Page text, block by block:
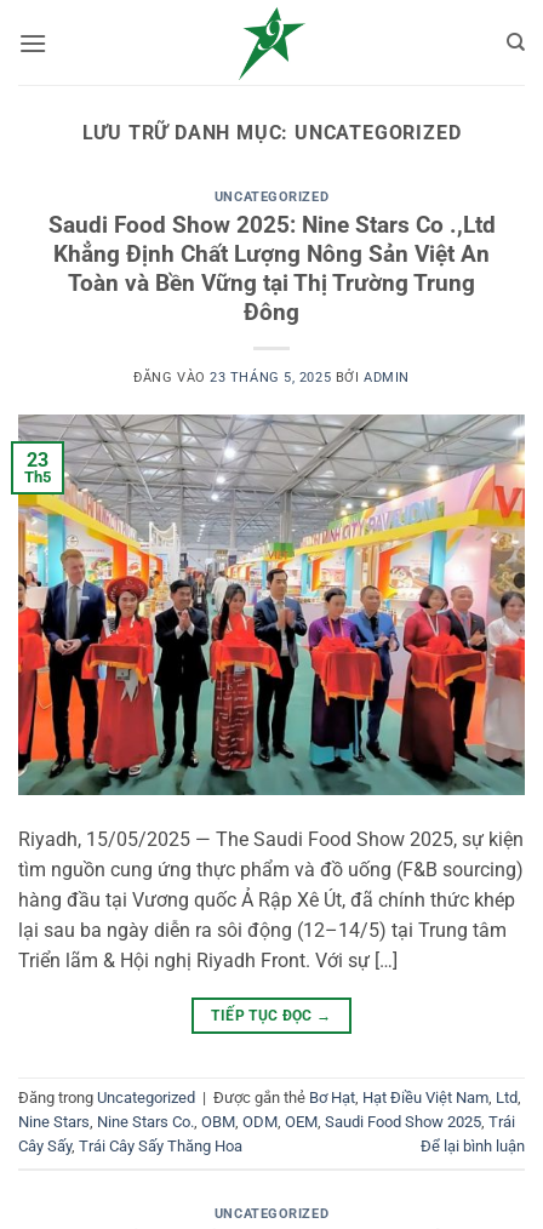
qua
LƯU TRỮ DANH MỤC: UNCATEGORIZED
UNCATEGORIZED
Saudi Food Show 2025: Nine Stars Co .,Ltd
Khẳng Định Chất Lượng Nông Sản Việt An
Toàn và Bền Vững tại Thị Trường Trung
Đông
ĐĂNG VÀO23 THÁNG 5, 2025 BỞI ADMIN
23
Th5
Riyadh, 15/05/2025 — The Saudi Food Show 2025, sự kiện
tìm nguồn cung ứng thực phẩm và đồ uống (F&B sourcing)
hàng đầu tại Vương quốc Ả Rập Xê Út, đã chính thức khép
lại sau ba ngày diễn ra sôi động (12–14/5) tại Trung tâm
Triển lãm & Hội nghị Riyadh Front. Với sự […]
TIẾP TỤC ĐỌC →
Đăng trong Uncategorized | Được gắn thẻ Bơ Hạt Hạt Điều Việt Nam Ltd
Nine Stars Nine Stars Co. OBM ODM OEM Saudi Food Show 2025 Trái
Cây Sấy, Trái Cây Sấy Thăng Hoa Để lại bình luận
UNCATEGORIZED